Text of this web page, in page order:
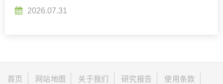
2026.07.31
首页 网站地图 关于我们 研究报告
使用条款